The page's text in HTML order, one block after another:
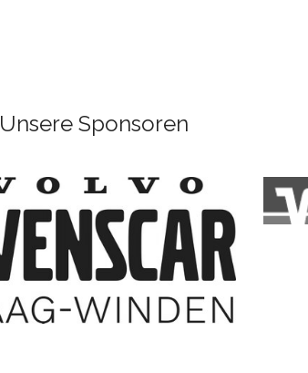
Unsere Sponsoren